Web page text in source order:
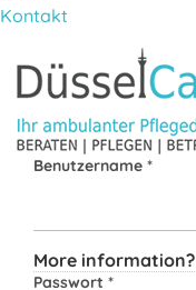
Kontakt
Direkt zum Inhalt
Benutzername *
More information?
Passwort *